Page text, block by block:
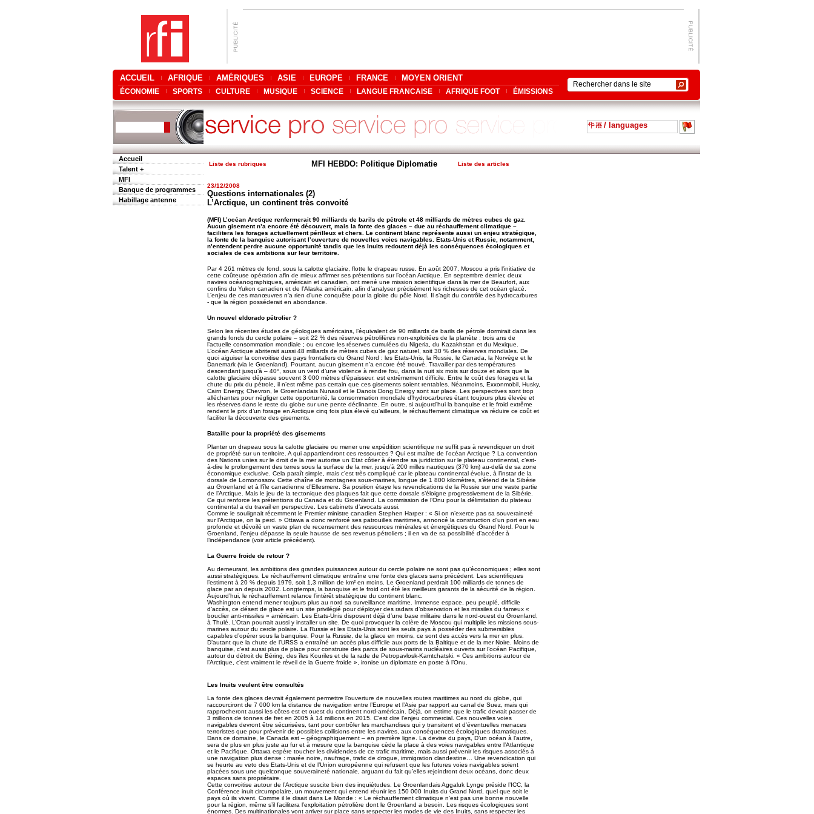
ACCUEIL AFRIQUE AMÉRIQUES ASIE EUROPE FRANCE MOYEN ORIENT
ÉCONOMIE SPORTS CULTURE MUSIQUE SCIENCE LANGUE FRANCAISE AFRIQUE FOOT ÉMISSIONS
/ languages
Accueil
Talent +
MFI
Banque de programmes
Habillage antenne
Liste des rubriques MFI HEBDO: Politique Diplomatie Liste des articles
23/12/2008
Questions internationales (2)
L’Arctique, un continent très convoité
(MFI) L’océan Arctique renfermerait 90 milliards de barils de pétrole et 48 milliards de mètres cubes de gaz.
Aucun gisement n’a encore été découvert, mais la fonte des glaces – due au réchauffement climatique –
facilitera les forages actuellement périlleux et chers. Le continent blanc représente aussi un enjeu stratégique,
la fonte de la banquise autorisant l’ouverture de nouvelles voies navigables. Etats-Unis et Russie, notamment,
n’entendent perdre aucune opportunité tandis que les Inuits redoutent déjà les conséquences écologiques et
sociales de ces ambitions sur leur territoire.
Par 4 261 mètres de fond, sous la calotte glaciaire, flotte le drapeau russe. En août 2007, Moscou a pris l’initiative de
cette coûteuse opération afin de mieux affirmer ses prétentions sur l’océan Arctique. En septembre dernier, deux
navires océanographiques, américain et canadien, ont mené une mission scientifique dans la mer de Beaufort, aux
confins du Yukon canadien et de l’Alaska américain, afin d’analyser précisément les richesses de cet océan glacé.
L’enjeu de ces manœuvres n’a rien d’une conquête pour la gloire du pôle Nord. Il s’agit du contrôle des hydrocarbures
- que la région posséderait en abondance.
Un nouvel eldorado pétrolier ?
Selon les récentes études de géologues américains, l’équivalent de 90 milliards de barils de pétrole dormirait dans les
grands fonds du cercle polaire – soit 22 % des réserves pétrolifères non-exploitées de la planète ; trois ans de
l’actuelle consommation mondiale ; ou encore les réserves cumulées du Nigeria, du Kazakhstan et du Mexique.
L’océan Arctique abriterait aussi 48 milliards de mètres cubes de gaz naturel, soit 30 % des réserves mondiales. De
quoi aiguiser la convoitise des pays frontaliers du Grand Nord : les Etats-Unis, la Russie, le Canada, la Norvège et le
Danemark (via le Groenland). Pourtant, aucun gisement n’a encore été trouvé. Travailler par des températures
descendant jusqu’à – 40°, sous un vent d’une violence à rendre fou, dans la nuit six mois sur douze et alors que la
calotte glaciaire dépasse souvent 3 000 mètres d’épaisseur, est extrêmement difficile. Entre le coût des forages et la
chute du prix du pétrole, il n’est même pas certain que ces gisements soient rentables. Néanmoins, Exxonmobil, Husky,
Cairn Energy, Chevron, le Groenlandais Nunaoil et le Danois Dong Energy sont sur place. Les perspectives sont trop
alléchantes pour négliger cette opportunité, la consommation mondiale d’hydrocarbures étant toujours plus élevée et
les réserves dans le reste du globe sur une pente déclinante. En outre, si aujourd’hui la banquise et le froid extrême
rendent le prix d’un forage en Arctique cinq fois plus élevé qu’ailleurs, le réchauffement climatique va réduire ce coût et
faciliter la découverte des gisements.
Bataille pour la propriété des gisements
Planter un drapeau sous la calotte glaciaire ou mener une expédition scientifique ne suffit pas à revendiquer un droit
de propriété sur un territoire. A qui appartiendront ces ressources ? Qui est maître de l’océan Arctique ? La convention
des Nations unies sur le droit de la mer autorise un Etat côtier à étendre sa juridiction sur le plateau continental, c’est-
à-dire le prolongement des terres sous la surface de la mer, jusqu’à 200 milles nautiques (370 km) au-delà de sa zone
économique exclusive. Cela paraît simple, mais c’est très compliqué car le plateau continental évolue, à l’instar de la
dorsale de Lomonossov. Cette chaîne de montagnes sous-marines, longue de 1 800 kilomètres, s’étend de la Sibérie
au Groenland et à l’île canadienne d’Ellesmere. Sa position étaye les revendications de la Russie sur une vaste partie
de l’Arctique. Mais le jeu de la tectonique des plaques fait que cette dorsale s’éloigne progressivement de la Sibérie.
Ce qui renforce les prétentions du Canada et du Groenland. La commission de l’Onu pour la délimitation du plateau
continental a du travail en perspective. Les cabinets d’avocats aussi.
Comme le soulignait récemment le Premier ministre canadien Stephen Harper : « Si on n’exerce pas sa souveraineté
sur l’Arctique, on la perd. » Ottawa a donc renforcé ses patrouilles maritimes, annoncé la construction d’un port en eau
profonde et dévoilé un vaste plan de recensement des ressources minérales et énergétiques du Grand Nord. Pour le
Groenland, l’enjeu dépasse la seule hausse de ses revenus pétroliers ; il en va de sa possibilité d’accéder à
l’indépendance (voir article précédent).
La Guerre froide de retour ?
Au demeurant, les ambitions des grandes puissances autour du cercle polaire ne sont pas qu’économiques ; elles sont
aussi stratégiques. Le réchauffement climatique entraîne une fonte des glaces sans précédent. Les scientifiques
l’estiment à 20 % depuis 1979, soit 1,3 million de km² en moins. Le Groenland perdrait 100 milliards de tonnes de
glace par an depuis 2002. Longtemps, la banquise et le froid ont été les meilleurs garants de la sécurité de la région.
Aujourd’hui, le réchauffement relance l’intérêt stratégique du continent blanc.
Washington entend mener toujours plus au nord sa surveillance maritime. Immense espace, peu peuplé, difficile
d’accès, ce désert de glace est un site privilégié pour déployer des radars d’observation et les missiles du fameux «
bouclier anti-missiles » américain. Les Etats-Unis disposent déjà d’une base militaire dans le nord-ouest du Groenland,
à Thulé. L’Otan pourrait aussi y installer un site. De quoi provoquer la colère de Moscou qui multiplie les missions sous-
marines autour du cercle polaire. La Russie et les Etats-Unis sont les seuls pays à posséder des submersibles
capables d’opérer sous la banquise. Pour la Russie, de la glace en moins, ce sont des accès vers la mer en plus.
D’autant que la chute de l’URSS a entraîné un accès plus difficile aux ports de la Baltique et de la mer Noire. Moins de
banquise, c’est aussi plus de place pour construire des parcs de sous-marins nucléaires ouverts sur l’océan Pacifique,
autour du détroit de Béring, des îles Kouriles et de la rade de Petropavlosk-Kamtchatski. « Ces ambitions autour de
l’Arctique, c’est vraiment le réveil de la Guerre froide », ironise un diplomate en poste à l’Onu.
Les Inuits veulent être consultés
La fonte des glaces devrait également permettre l’ouverture de nouvelles routes maritimes au nord du globe, qui
raccourciront de 7 000 km la distance de navigation entre l’Europe et l’Asie par rapport au canal de Suez, mais qui
rapprocheront aussi les côtes est et ouest du continent nord-américain. Déjà, on estime que le trafic devrait passer de
3 millions de tonnes de fret en 2005 à 14 millions en 2015. C’est dire l’enjeu commercial. Ces nouvelles voies
navigables devront être sécurisées, tant pour contrôler les marchandises qui y transitent et d’éventuelles menaces
terroristes que pour prévenir de possibles collisions entre les navires, aux conséquences écologiques dramatiques.
Dans ce domaine, le Canada est – géographiquement – en première ligne. La devise du pays, D’un océan à l’autre,
sera de plus en plus juste au fur et à mesure que la banquise cède la place à des voies navigables entre l’Atlantique
et le Pacifique. Ottawa espère toucher les dividendes de ce trafic maritime, mais aussi prévenir les risques associés à
une navigation plus dense : marée noire, naufrage, trafic de drogue, immigration clandestine… Une revendication qui
se heurte au veto des Etats-Unis et de l’Union européenne qui refusent que les futures voies navigables soient
placées sous une quelconque souveraineté nationale, arguant du fait qu’elles rejoindront deux océans, donc deux
espaces sans propriétaire.
Cette convoitise autour de l’Arctique suscite bien des inquiétudes. Le Groenlandais Aggaluk Lynge préside l’ICC, la
Conférence inuit circumpolaire, un mouvement qui entend réunir les 150 000 Inuits du Grand Nord, quel que soit le
pays où ils vivent. Comme il le disait dans Le Monde : « Le réchauffement climatique n’est pas une bonne nouvelle
pour la région, même s’il facilitera l’exploitation pétrolière dont le Groenland a besoin. Les risques écologiques sont
énormes. Des multinationales vont arriver sur place sans respecter les modes de vie des Inuits, sans respecter les